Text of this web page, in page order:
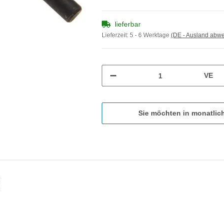
lieferbar
Lieferzeit: 5 - 6 Werktage (DE - Ausland
VE
Sie möchten in